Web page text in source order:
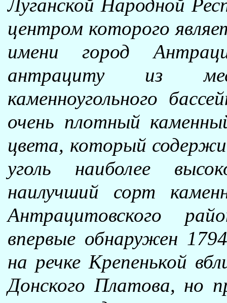
Луганской Народной
центром которого
имени город
антрациту из
каменноугольного
очень плотный
цвета, который
уголь наиболее
наилучший сорт
Антрацитовского
впервые обнаружен
на речке Крепенькой
Донского Платова, но